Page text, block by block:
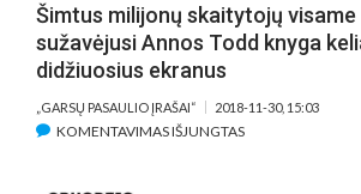
Šimtus milijonų skaitytojų visame
sužavėjusi Annos Todd knyga
didžiuosius ekranus
„GARSŲ PASAULIO ĮRAŠAI“ 2018-11-30, 15:03
KOMENTAVIMAS IŠJUNGTASĮRAŠE